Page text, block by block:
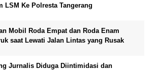
LSM Ke Polresta Tangerang
Mobil Roda Empat dan Roda Enam
saat Lewati Jalan Lintas yang Rusak
Jurnalis Diduga Diintimidasi dan